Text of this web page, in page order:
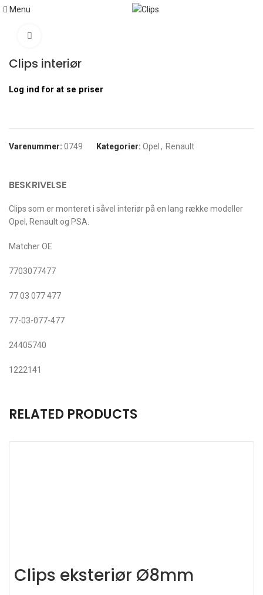
Menu
Hjem
Clips interiør
Log ind for at se priser
Varenummer: 0749 Kategorier: Opel , Renault
BESKRIVELSE
Clips som er monteret i såvel interiør på en lang række modeller
Opel, Renault og PSA.
Matcher OE
7703077477
77 03 077 477
77-03-077-477
24405740
1222141
RELATED PRODUCTS
Clips eksteriør Ø8mm